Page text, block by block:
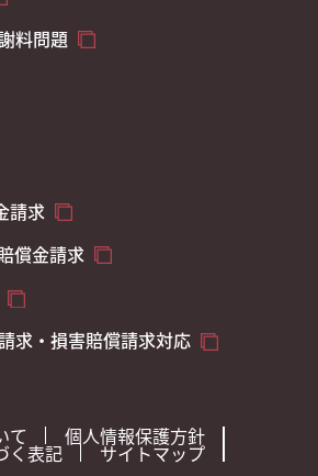
料問題
請求
償金請求
求・損害賠償請求対応
て
個人情報保護方針
く表記 サイトマップ